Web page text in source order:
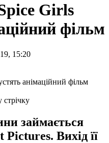
Girls
фільм
15:20
стрічку
займається
Pictures. Вихід її